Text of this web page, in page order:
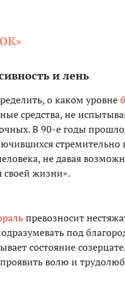
и лень
о каком уровне
средства, не
В 90-е годы
не давая
жизни».
превозносит
под
состояние
волю и